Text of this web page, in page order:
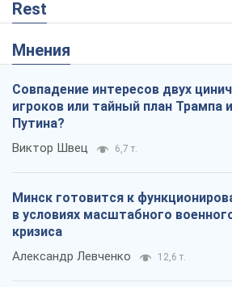
Rest
Мнения
Совпадение интересов двух
игроков или тайный план Трампа и
Путина?
Виктор Швец 6,7 т.
Минск готовится к
в условиях масштабного
кризиса
Александр Левченко 12,6 т.